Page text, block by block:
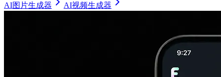
AI图片生成器
AI视频生成器